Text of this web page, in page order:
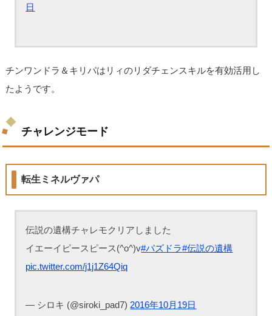
日
チンワンドラ＆キリパはリィのリダチェンスキルを有効活用し
たようです。
チャレンジモード
転生ミネルヴァパ
伝説の遺構チャレモクリアしました
イエーイピースピース(^o^)v#パズドラ#伝説の遺構
pic.twitter.com/j1j1Z64Qiq
— シロキ (@siroki_pad7) 2016年10月19日